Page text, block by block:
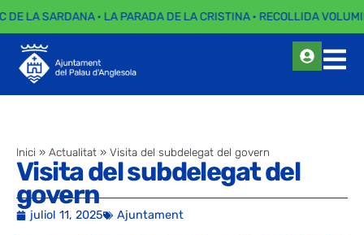
LA SARDANA · LA PARADA DE LA CRISTINA · RECOLLIDA
Inici » Actualitat » Visita del subdelegat del govern
Visita del subdelegat del
govern
juliol 11, 2025 Ajuntament